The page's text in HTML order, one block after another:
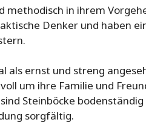
methodisch in ihrem
Denker und haben
als ernst und streng
um ihre Familie und
Steinböcke
sorgfältig.